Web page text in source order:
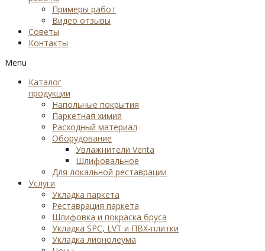
Примеры работ
Видео отзывы
Советы
Контакты
Menu
Каталог
продукции
Напольные покрытия
Паркетная химия
Расходный материал
Оборудование
Увлажнители Venta
Шлифовальное
Для локальной реставрации
Услуги
Укладка паркета
Реставрация паркета
Шлифовка и покраска бруса
Укладка SPC, LVT и ПВХ-плитки
Укладка лионолеума